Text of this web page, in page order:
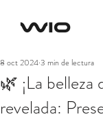
🌿 ¡La belleza
revelada:
8 oct 20243 min de lectura